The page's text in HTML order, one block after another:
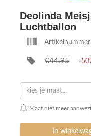
Deolinda
Luchtballon
€44.95 -
kies je maat...
Maat niet meer
In